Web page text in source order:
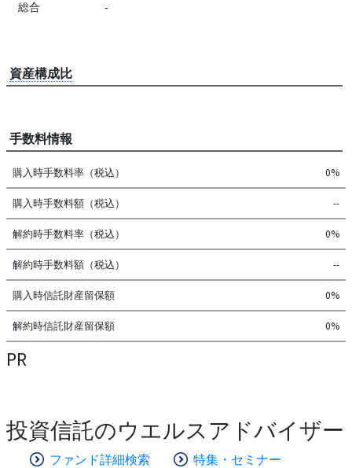
総合 -
資産構成比
手数料情報
購入時手数料率（税込） 0%
購入時手数料額（税込） --
解約時手数料率（税込） 0%
解約時手数料額（税込） --
購入時信託財産留保額 0%
解約時信託財産留保額 0%
PR
投資信託のウエルスアドバイザー
ファンド詳細検索
特集・セミナー